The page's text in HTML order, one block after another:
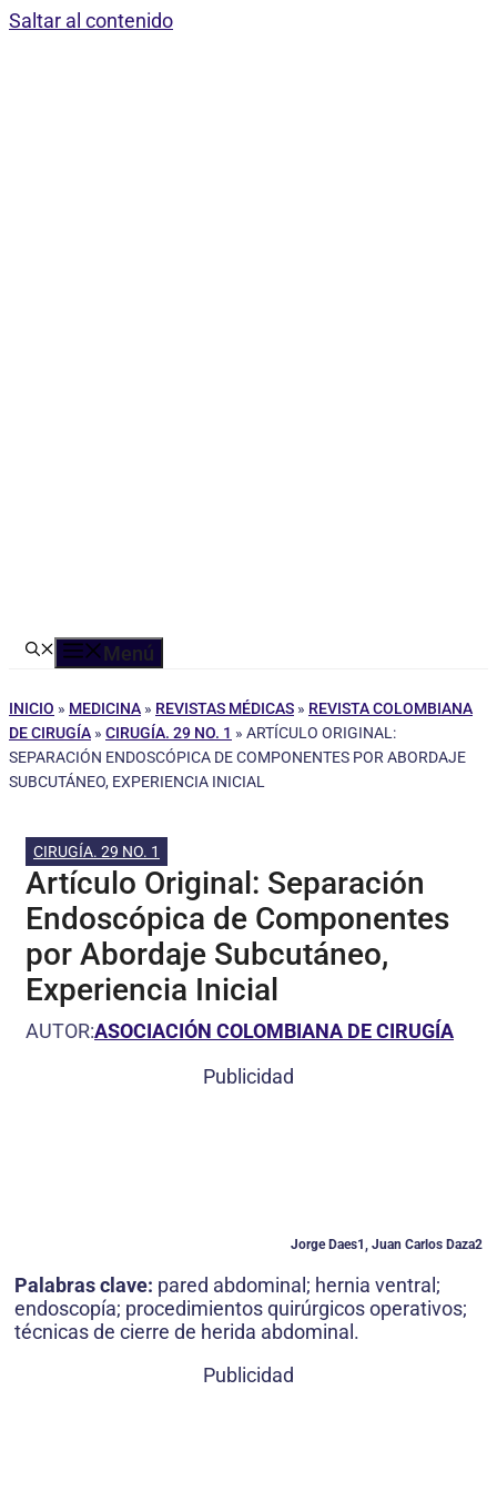
Saltar al contenido
Menú
INICIO » MEDICINA » REVISTAS MÉDICAS » REVISTA COLOMBIANA
DE CIRUGÍA » CIRUGÍA. 29 NO. 1 » ARTÍCULO ORIGINAL:
SEPARACIÓN ENDOSCÓPICA DE COMPONENTES POR ABORDAJE
SUBCUTÁNEO, EXPERIENCIA INICIAL
CIRUGÍA. 29 NO. 1
Artículo Original: Separación
Endoscópica de Componentes
por Abordaje Subcutáneo,
Experiencia Inicial
AUTOR:ASOCIACIÓN COLOMBIANA DE CIRUGÍA
Publicidad
Jorge Daes1, Juan Carlos Daza2
Palabras clave: pared abdominal; hernia ventral;
endoscopía; procedimientos quirúrgicos operativos;
técnicas de cierre de herida abdominal.
Publicidad